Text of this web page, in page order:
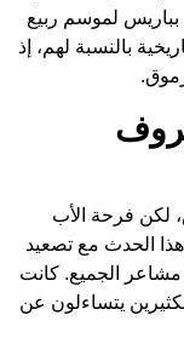
لموسم ربيع
بالنسبة لهم، إذ
لكن فرحة الأب
الحدث مع تصعيد
مشاعر الجميع. كانت
يتساءلون عن